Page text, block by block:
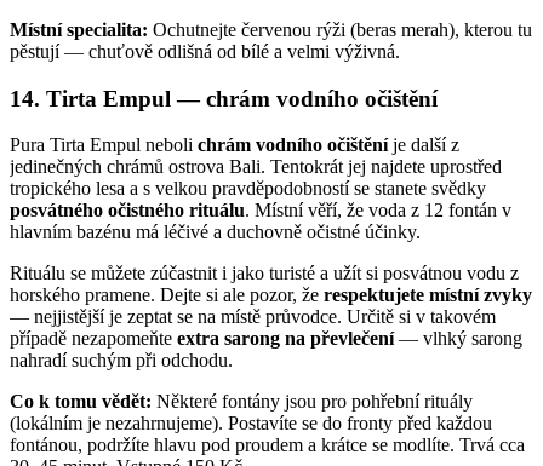
Místní specialita: Ochutnejte červenou rýži (beras merah), kterou tu
pěstují — chuťově odlišná od bílé a velmi výživná.
14. Tirta Empul — chrám vodního očištění
Pura Tirta Empul neboli chrám vodního očištěníje další z
jedinečných chrámů ostrova Bali. Tentokrát jej najdete uprostřed
tropického lesa a s velkou pravděpodobností se stanete svědky
posvátného očistného rituálu. Místní věří, že voda z 12 fontán v
hlavním bazénu má léčivé a duchovně očistné účinky.
Rituálu se můžete zúčastnit i jako turisté a užít si posvátnou vodu z
horského pramene. Dejte si ale pozor, že respektujete místní zvyky
— nejjistější je zeptat se na místě průvodce. Určitě si v takovém
případě nezapomeňte extra sarong na převlečení— vlhký sarong
nahradí suchým při odchodu.
Co k tomu vědět: Některé fontány jsou pro pohřební rituály
(lokálním je nezahrnujeme). Postavíte se do fronty před každou
fontánou, podržíte hlavu pod proudem a krátce se modlíte. Trvá cca